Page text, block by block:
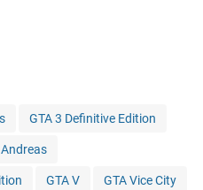
GTA 3 Definitive Edition
GTA V GTA Vice City